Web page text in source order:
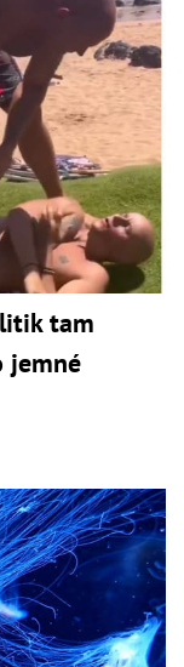
tam
jemné